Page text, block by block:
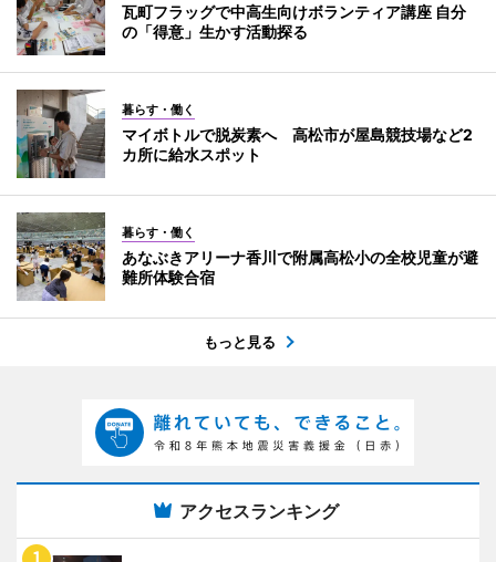
瓦町フラッグで中高生向けボランティア講座 自分
の「得意」生かす活動探る
暮らす・働く
マイボトルで脱炭素へ 高松市が屋島競技場など2
カ所に給水スポット
暮らす・働く
あなぶきアリーナ香川で附属高松小の全校児童が避
難所体験合宿
もっと見る
アクセスランキング